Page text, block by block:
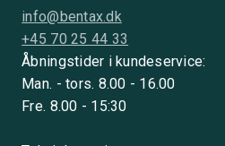
info@bentax.dk
+45 70 25 44 33
Åbningstider i kundeservice:
Man. - tors. 8.00 - 16.00
Fre. 8.00 - 15:30